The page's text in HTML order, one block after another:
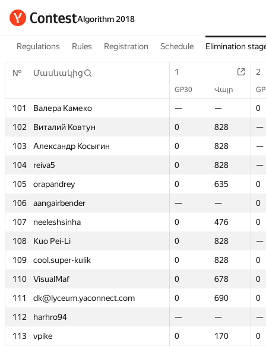
Algorithm 2018
Regulations Rules Registration Schedule Elimination
№ Մասնակից 1 2
GP30 Վայր
101 Валера Камеко — —
0
102
Виталий Ковтун 0 828
—
103
Александр Косыгин 0 828
—
104
reiva5 0 828
—
105
orapandrey 0 635
0
106
aangairbender — —
0
107
neeleshsinha 0 476
0
108
Kuo Pei-Li 0 828
—
109
cool.super-kulik 0 828
0
110
VisualMaf 0 678
0
111
dk@lyceum.yaconnect.com 0 690
0
112
harhro94 — —
—
113
vpike 0 170
0
№ Մասնակից 1 2
GP30 Վայր
101 Валера Камеко — —
0
102
Виталий Ковтун 0 828
—
103
Александр Косыгин 0 828
—
104
reiva5 0 828
—
105
orapandrey 0 635
0
106
aangairbender — —
0
107
neeleshsinha 0 476
0
108
Kuo Pei-Li 0 828
—
109
cool.super-kulik 0 828
0
110
VisualMaf 0 678
0
111
dk@lyceum.yaconnect.com 0 690
0
112
harhro94 — —
—
113
vpike 0 170
0